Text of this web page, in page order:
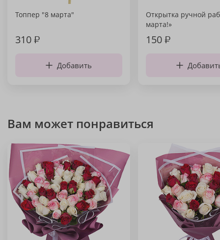
Топпер "8 марта"
310₽
Добавить
Открытка ручной
марта!»
150₽
Вам может понравиться